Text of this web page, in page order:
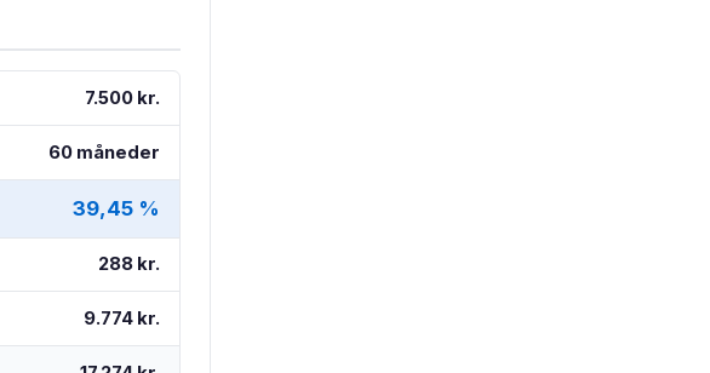
7.500 kr.
60 måneder
39,45 %
288 kr.
9.774 kr.